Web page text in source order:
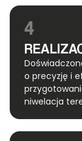
4
o precyzję i
niwelacja